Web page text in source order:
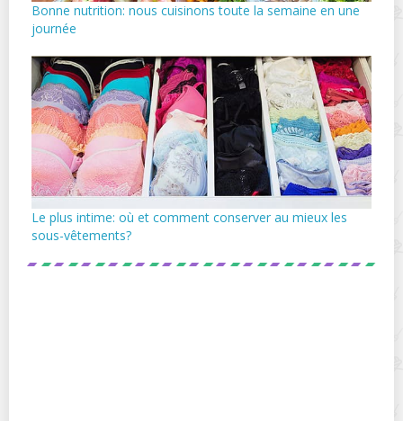
Bonne nutrition: nous cuisinons toute la semaine en une
journée
Le plus intime: où et comment conserver au mieux les
sous-vêtements?